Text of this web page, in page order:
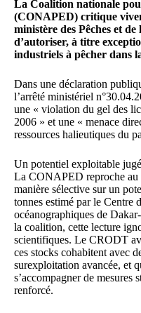
La Coalition nationale
(CONAPED) critique
ministère des Pêches et
d’autoriser, à titre
industriels à pêcher dans
Dans une déclaration
l’arrêté ministériel
une « violation du gel des
2006 » et une « menace
ressources halieutiques du
Un potentiel exploitable
La CONAPED reproche au
manière sélective sur un
tonnes estimé par le Centre
océanographiques de
la coalition, cette lecture
scientifiques. Le CRODT
ces stocks cohabitent avec
surexploitation avancée, et
s’accompagner de mesures
renforcé.